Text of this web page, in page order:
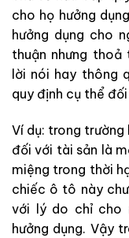
cho họ hưởng
hưởng dụng cho
thuận nhưng
lời nói hay thông
quy định cụ thể
Ví dụ: trong trường
đối với tài sản là
miệng trong thời
chiếc ô tô này
với lý do chỉ cho
hưởng dụng. Vậy